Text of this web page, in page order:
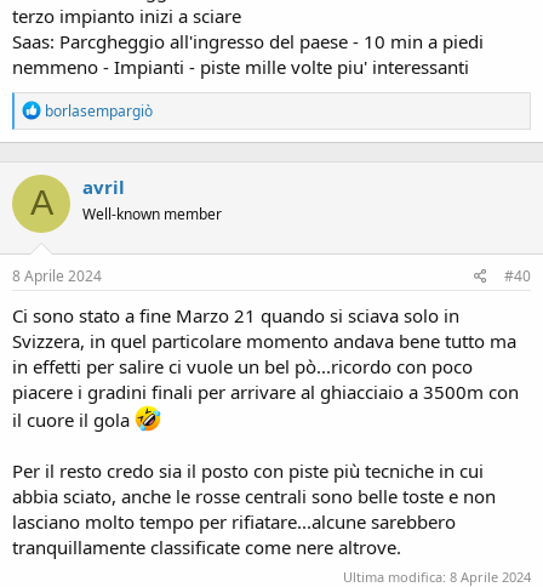
terzo impianto inizi a sciare
Saas: Parcgheggio all'ingresso del paese - 10 min a piedi
nemmeno - Impianti - piste mille volte piu' interessanti
R
e
a
t
i
n
:
borlasempargiò
A avril
Well-known member
8 Aprile 2024 #40
Ci sono stato a fine Marzo 21 quando si sciava solo in
Svizzera, in quel particolare momento andava bene tutto ma
in effetti per salire ci vuole un bel pò...ricordo con poco
piacere i gradini finali per arrivare al ghiacciaio a 3500m con
il cuore il gola
Per il resto credo sia il posto con piste più tecniche in cui
abbia sciato, anche le rosse centrali sono belle toste e non
lasciano molto tempo per rifiatare...alcune sarebbero
tranquillamente classificate come nere altrove.
Ultima modifica: 8 Aprile 2024